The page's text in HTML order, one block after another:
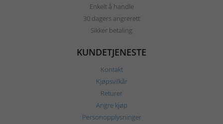
Enkelt å handle
30 dagers angrerett
Sikker betaling
KUNDETJENESTE
Kontakt
Kjøpsvilkår
Returer
Angre kjøp
Personopplysninger